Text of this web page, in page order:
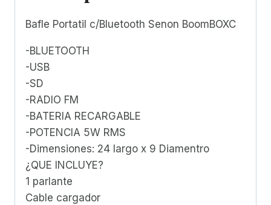
Bafle Portatil c/Bluetooth Senon BoomBOXC
-BLUETOOTH
-USB
-SD
-RADIO FM
-BATERIA RECARGABLE
-POTENCIA 5W RMS
-Dimensiones: 24 largo x 9 Diamentro
¿QUE INCLUYE?
1 parlante
Cable cargador